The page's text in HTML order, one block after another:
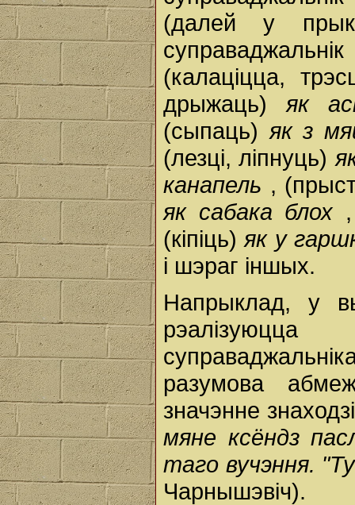
(далей у
(калаціцца,
дрыжаць) як
(сыпаць) як з
(лезці, ліпнуць)
канапель ,
як сабака блох
(кіпіць)як у
і шэраг іншых.
Напрыклад, у
разумова
значэнне
мяне ксёндз
таго вучэння.
Чарнышэвіч).